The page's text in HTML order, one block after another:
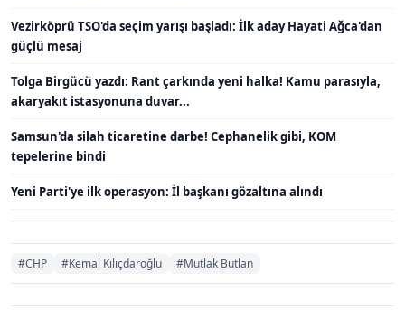
Vezirköprü TSO'da seçim yarışı başladı: İlk aday Hayati Ağca'dan
güçlü mesaj
Tolga Birgücü yazdı: Rant çarkında yeni halka! Kamu parasıyla,
akaryakıt istasyonuna duvar...
Samsun'da silah ticaretine darbe! Cephanelik gibi, KOM
tepelerine bindi
Yeni Parti'ye ilk operasyon: İl başkanı gözaltına alındı
#CHP #Kemal Kılıçdaroğlu #Mutlak Butlan